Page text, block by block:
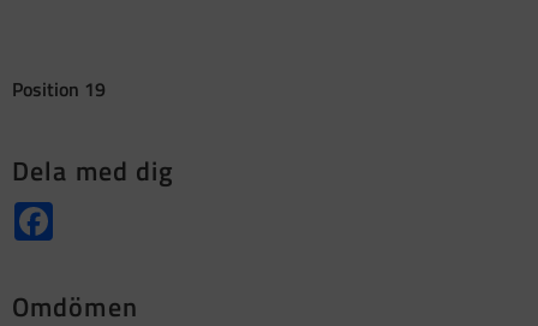
Position 19
Dela med dig
Omdömen